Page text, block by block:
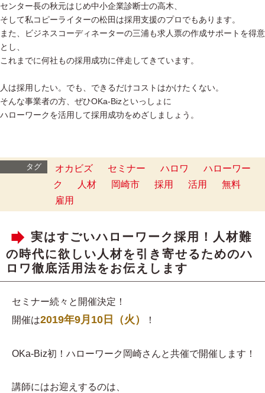
センター長の秋元はじめ中小企業診断士の高木、
そして私コピーライターの松田は採用支援のプロでもあります。
また、ビジネスコーディネーターの三浦も求人票の作成サポートを得意
とし、
これまでに何社もの採用成功に伴走してきています。
人は採用したい。でも、できるだけコストはかけたくない。
そんな事業者の方、ぜひOKa-Bizといっしょに
ハローワークを活用して採用成功をめざしましょう。
タグ オカビズ セミナー ハロワ
ハローワー
ク
人材 岡崎市 採用 活用
無料
雇用
実はすごいハローワーク採用！人材難
の時代に欲しい人材を引き寄せるためのハ
ロワ徹底活用法をお伝えします
セミナー続々と開催決定！
開催は2019年9月10日（火） ！
OKa-Biz初！ハローワーク岡崎さんと共催で開催します！
講師にはお迎えするのは、